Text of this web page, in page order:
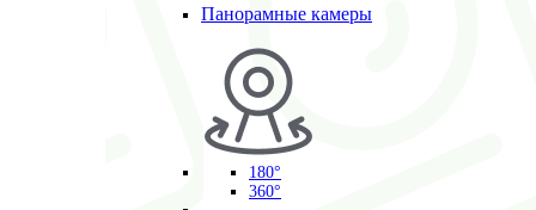
Панорамные камеры
180°
360°